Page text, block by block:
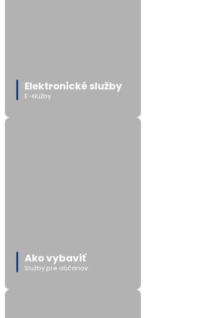
Elektronické služby
E-služby
Ako vybaviť
Služby pre občanov